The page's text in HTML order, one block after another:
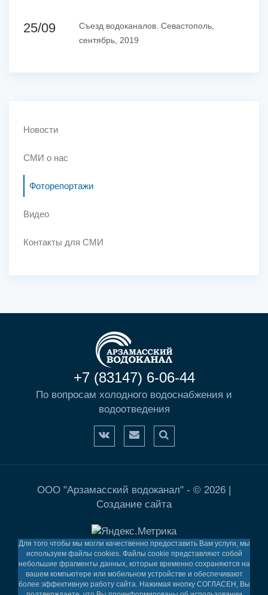
25/09
Съезд водоканалов. Севастополь,
сентябрь, 2019
Новости
СМИ о нас
Фоторепортажи
Видео
Контакты для СМИ
+7 (83147) 6-06-44
По вопросам холодного водоснабжения и
водоотведения
ООО "Арзамасский водоканал" - © 2026 |
Создание сайта
Для того чтобы мы могли качественно предоставить Вам услуги, мы
используем файлы cookies. Файлы cookie представляют собой
небольшие фрагменты данных, которые временно сохраняются на
вашем компьютере или мобильном устройстве и обеспечивают
более эффективную работу сайта. Нажимая кнопку СОГЛАСЕН, Вы